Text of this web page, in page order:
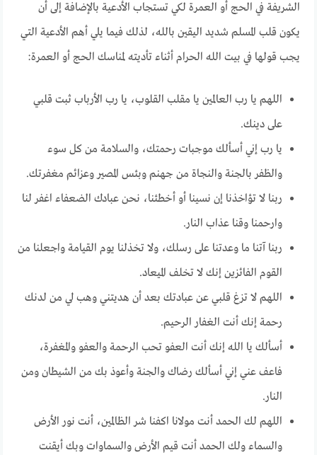
الشريفة في الحج أو العمرة لكي تستجاب الأدعية بالإضافة إلى أن
يكون قلب المسلم شديد اليقين بالله، لذلك فيما يلي أهم الأدعية التي
يجب قولها في بيت الله الحرام أثناء تأديته لمناسك الحج أو العمرة:
اللهم يا رب العالمين يا مقلب القلوب، يا رب الأرباب ثبت قلبي
على دينك.
يا رب إني أسألك موجبات رحمتك، والسلامة من كل سوء
والظفر بالجنة والنجاة من جهنم وبئس المصير وعزائم مغفرتك.
ربنا لا تؤاخذنا إن نسينا أو أخطئنا، نحن عبادك الضعفاء اغفر لنا
وارحمنا وقنا عذاب النار.
ربنا آتنا ما وعدتنا على رسلك، ولا تخذلنا يوم القيامة واجعلنا من
القوم الفائزين إنك لا تخلف الميعاد.
اللهم لا تزغ قلبي عن عبادتك بعد أن هديتني وهب لي من لدنك
رحمة إنك أنت الغفار الرحيم.
أسألك يا الله إنك أنت العفو تحب الرحمة والعفو والمغفرة،
فاعف عني إني أسألك رضاك والجنة وأعوذ بك من الشيطان ومن
النار.
اللهم لك الحمد أنت مولانا اكفنا شر الظالمين، أنت نور الأرض
والسماء ولك الحمد أنت قيم الأرض والسماوات وبك أيقنت